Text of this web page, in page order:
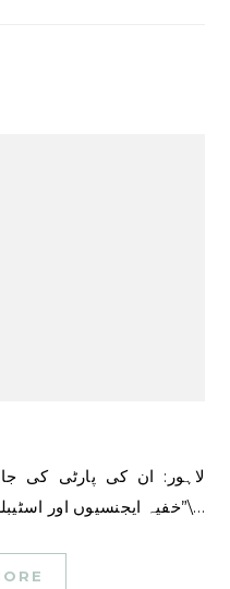
لاہور: ان کی پارٹی کی جانب سے صدر سے سیاست میں
\”خفیہ ایجنسیوں اور اسٹیبلشمنٹ کے کچھ حصوں کی ڈھٹائی…